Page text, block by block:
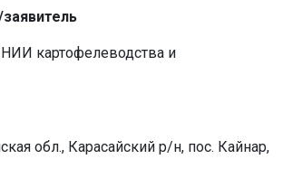
картофелеводства и
обл., Карасайский р/н, пос. Кайнар,